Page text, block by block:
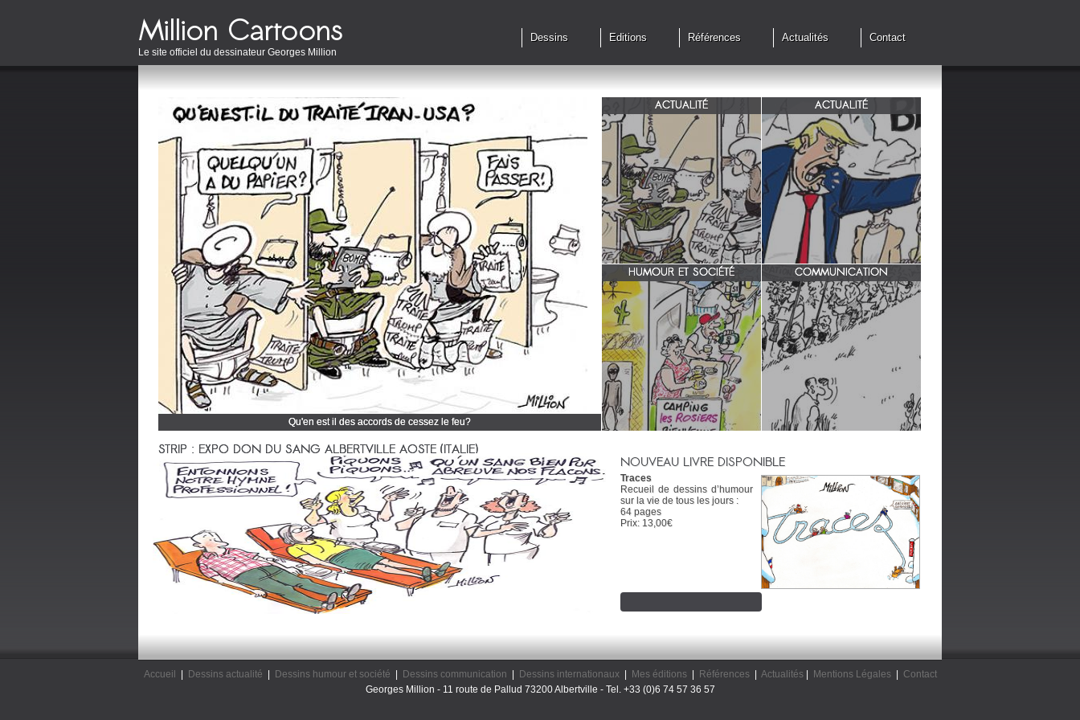
Le site officiel du dessinateur Georges Million
Dessins Editions Références Actualités Contact
Qu'en est il des accords de cessez le feu?
Cliquez et découvrez tous mes dessins d'actualité
ACTUALITÉ
Qu'en est il des accords de cessez
le feu?
ACTUALITÉ
G7 à Evian, Trump, une fois de
plus ,s'en prend aux européens.
HUMOUR ET SOCIÉTÉ
zone 51
COMMUNICATION
INRA/ Rotation des terres.
STRIP : EXPO DON DU SANG ALBERTVILLE AOSTE (ITALIE)
NOUVEAU LIVRE DISPONIBLE
Traces
Recueil de dessins d’humour
sur la vie de tous les jours :
64 pages
Prix: 13,00€
Accueil Dessins actualité Dessins humour et société Dessins communication Dessins internationaux| Mes éditions| Références| Actualités| Mentions Légales|
Contact
Georges Million - 11 route de Pallud 73200 Albertville - Tel. +33 (0)6 74 57 36 57